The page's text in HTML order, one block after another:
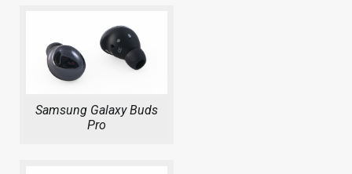
Samsung Galaxy Buds
Pro